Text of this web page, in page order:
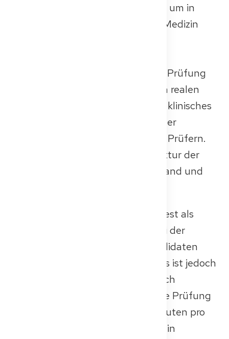
praktischen Fähigkeiten besitzen, um in
Deutschland sicher und effektiv Medizin
kombinierte mündlich-praktische Prüfung
durchgeführt, die entweder einen realen
Patientenfall oder ein simuliertes klinisches
Szenario umfasst, gefolgt von einer
strukturierten Diskussion mit den Prüfern.
Das genaue Format und die Struktur der
Prüfung können je nach Bundesland und
An einigen Standorten wird der Test als
Gruppenprüfung abgehalten, bei der
mehrere Kandidatinnen und Kandidaten
gemeinsam bewertet werden, dies ist jedoch
kein bundesweiter Standard – auch
Einzelprüfungen sind möglich. Die Prüfung
dauert in der Regel 60 bis 90 Minuten pro
Kandidat; die Gesamtdauer kann in